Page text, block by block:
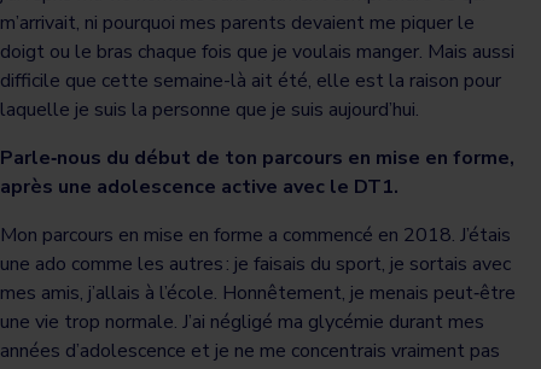
m’arrivait, ni pourquoi mes parents devaient me piquer le
doigt ou le bras chaque fois que je voulais manger. Mais aussi
difficile que cette semaine-là ait été, elle est la raison pour
laquelle je suis la personne que je suis aujourd’hui.
Parle‑nous du début de ton parcours en mise en forme,
après une adolescence active avec le DT1.
Mon parcours en mise en forme a commencé en 2018. J’étais
une ado comme les autres : je faisais du sport, je sortais avec
mes amis, j’allais à l’école. Honnêtement, je menais peut‑être
une vie trop normale. J’ai négligé ma glycémie durant mes
années d’adolescence et je ne me concentrais vraiment pas